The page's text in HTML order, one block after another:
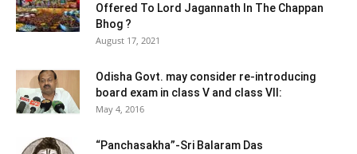
Offered To Lord Jagannath In The Chappan
Bhog ?
August 17, 2021
Odisha Govt. may consider re-introducing
board exam in class V and class VII:
May 4, 2016
“Panchasakha”-Sri Balaram Das